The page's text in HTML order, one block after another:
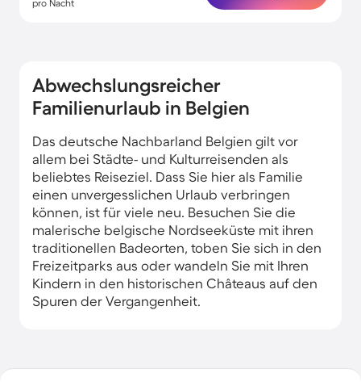
pro Nacht
Abwechslungsreicher
Familienurlaub in Belgien
Das deutsche Nachbarland Belgien gilt vor
allem bei Städte- und Kulturreisenden als
beliebtes Reiseziel. Dass Sie hier als Familie
einen unvergesslichen Urlaub verbringen
können, ist für viele neu. Besuchen Sie die
malerische belgische Nordseeküste mit ihren
traditionellen Badeorten, toben Sie sich in den
Freizeitparks aus oder wandeln Sie mit Ihren
Kindern in den historischen Châteaus auf den
Spuren der Vergangenheit.